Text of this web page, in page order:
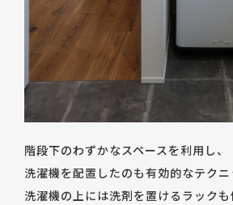
階段下のわずかなスペースを利用し、
洗濯機を配置したのも有効的なテクニ
洗濯機の上には洗剤を置けるラックも